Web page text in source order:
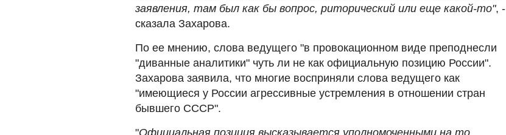
заявления, там был как бы вопрос, риторический или еще какой-то", -
сказала Захарова.
По ее мнению, слова ведущего "в провокационном виде преподнесли
"диванные аналитики" чуть ли не как официальную позицию России".
Захарова заявила, что многие восприняли слова ведущего как
"имеющиеся у России агрессивные устремления в отношении стран
бывшего СССР".
"Официальная позиция высказывается уполномоченными на то